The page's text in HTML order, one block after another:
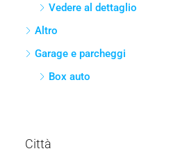
Vedere al dettaglio
Altro
Garage e parcheggi
Box auto
Città